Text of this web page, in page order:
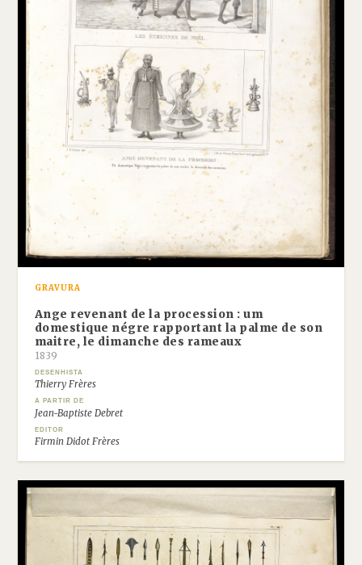
GRAVURA
Ange revenant de la procession : um
domestique négre rapportant la palme de son
maitre, le dimanche des rameaux
1839
DESENHISTA
Thierry Frères
A PARTIR DE
Jean-Baptiste Debret
EDITOR
Firmin Didot Frères